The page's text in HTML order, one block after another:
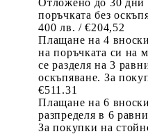
Отложено до 30 дни
поръчката без
400 лв. / €204,52
Плащане на 4
на поръчката си на
се разделя на 3
оскъпяване. За
€511.31
Плащане на 6
разпределя в 6
За покупки на